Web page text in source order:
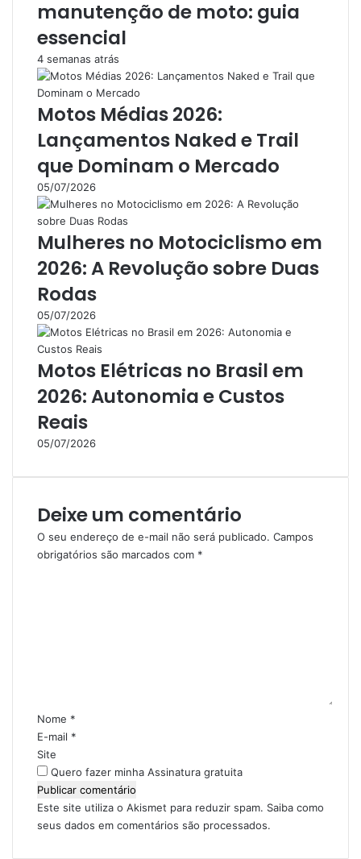
manutenção de moto: guia
essencial
4 semanas atrás
Motos Médias 2026:
Lançamentos Naked e Trail
que Dominam o Mercado
05/07/2026
Mulheres no Motociclismo em
2026: A Revolução sobre Duas
Rodas
05/07/2026
Motos Elétricas no Brasil em
2026: Autonomia e Custos
Reais
05/07/2026
Deixe um comentário
O seu endereço de e-mail não será publicado. Campos
obrigatórios são marcados com *
i
o
*
Nome *
E-mail *
Site
Quero fazer minha Assinatura gratuita
Este site utiliza o Akismet para reduzir spam. Saiba como
seus dados em comentários são processados.